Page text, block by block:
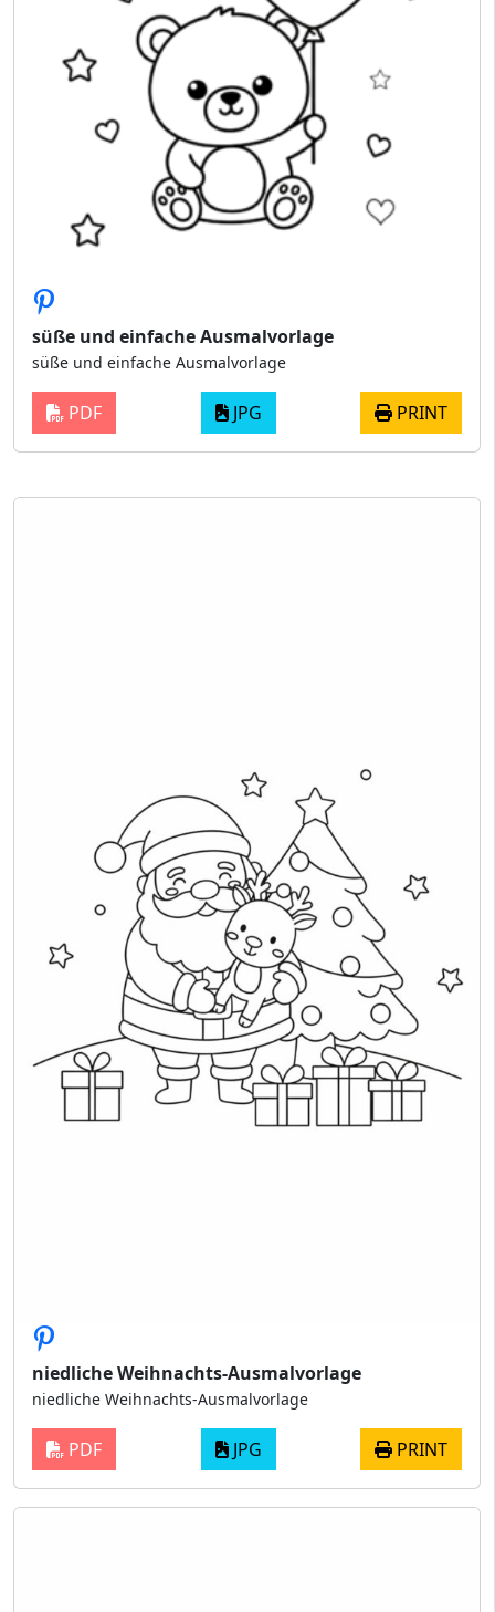
süße und einfache Ausmalvorlage
süße und einfache Ausmalvorlage
PDF JPG PRINT
niedliche Weihnachts-Ausmalvorlage
niedliche Weihnachts-Ausmalvorlage
PDF JPG PRINT